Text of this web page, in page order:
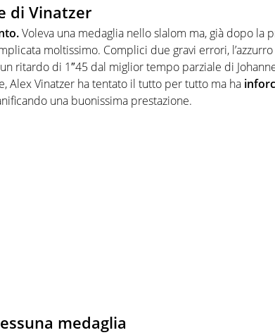
di Vinatzer
Voleva una medaglia nello slalom ma, già dopo la
moltissimo. Complici due gravi errori,
ritardo di 1″45 dal miglior tempo parziale di
Alex Vinatzer ha tentato il tutto per tutto ma ha
una buonissima prestazione.
medaglia